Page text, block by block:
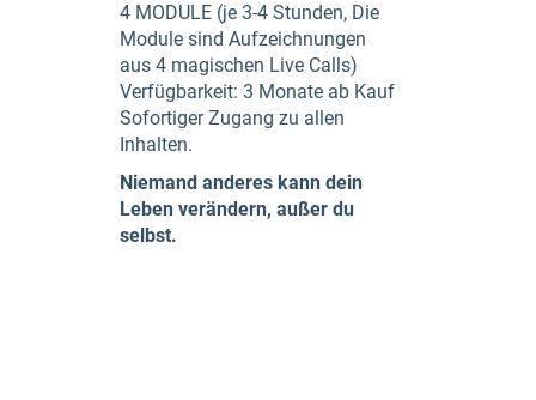
4 MODULE (je 3-4 Stunden, Die
Module sind Aufzeichnungen
aus 4 magischen Live Calls)
Verfügbarkeit: 3 Monate ab Kauf
Sofortiger Zugang zu allen
Inhalten.
Niemand anderes kann dein
Leben verändern, außer du
selbst.